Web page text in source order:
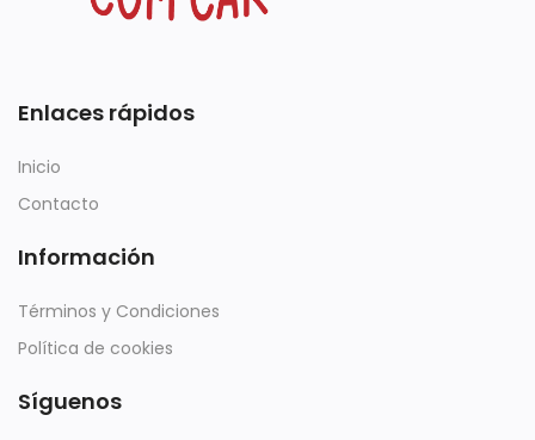
Enlaces rápidos
Inicio
Contacto
Información
Términos y Condiciones
Política de cookies
Síguenos